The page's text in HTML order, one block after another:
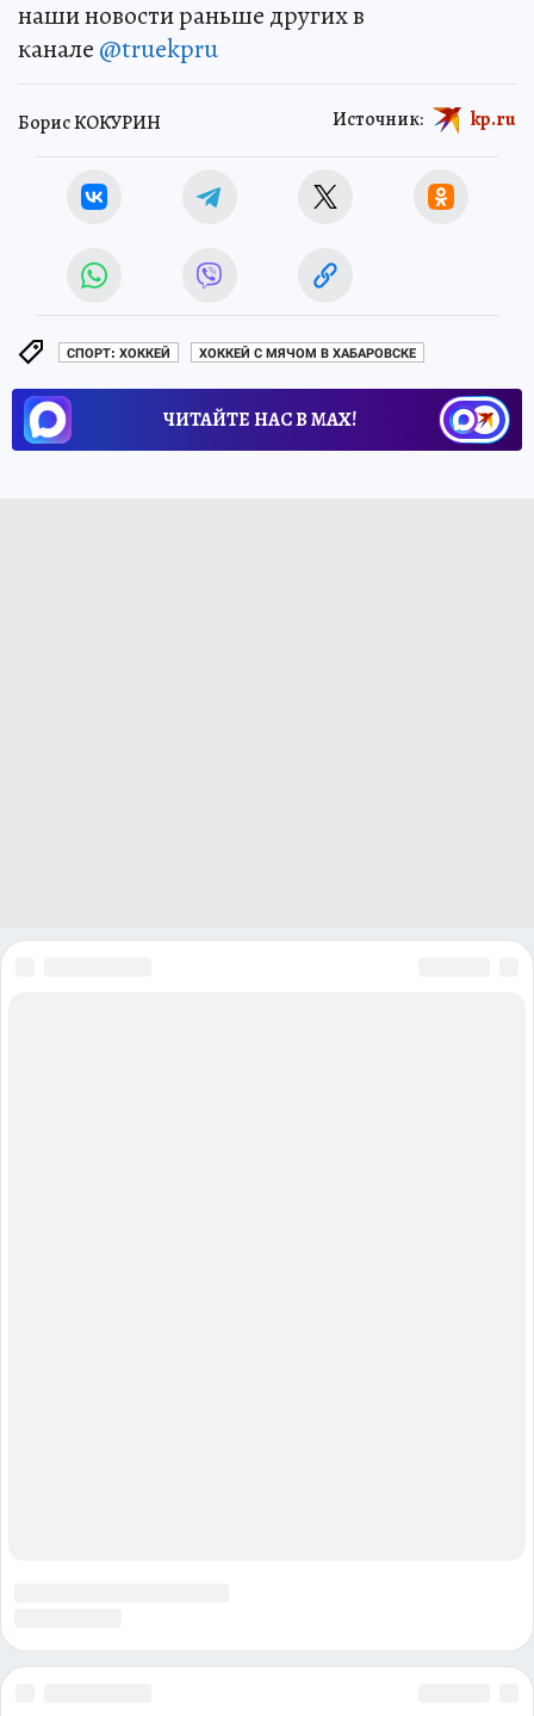
наши новости раньше других в
канале @truekpru
Борис КОКУРИН Источник: kp.ru
СПОРТ: ХОККЕЙ ХОККЕЙ С МЯЧОМ В ХАБАРОВСКЕ
ЧИТАЙТЕ НАС В МАХ!